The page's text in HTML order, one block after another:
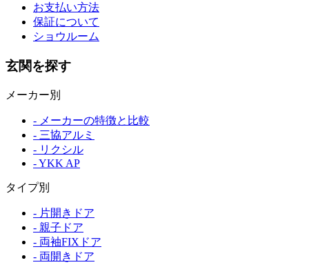
お支払い方法
保証について
ショウルーム
玄関を探す
メーカー別
- メーカーの特徴と比較
- 三協アルミ
- リクシル
- YKK AP
タイプ別
- 片開きドア
- 親子ドア
- 両袖FIXドア
- 両開きドア